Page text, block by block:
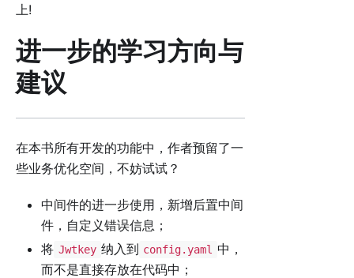
上!
进一步的学习方向与
建议
在本书所有开发的功能中，作者预留了一
些业务优化空间，不妨试试？
中间件的进一步使用，新增后置中间
件，自定义错误信息；
将 Jwtkey 纳入到 config.yaml 中，
而不是直接存放在代码中；